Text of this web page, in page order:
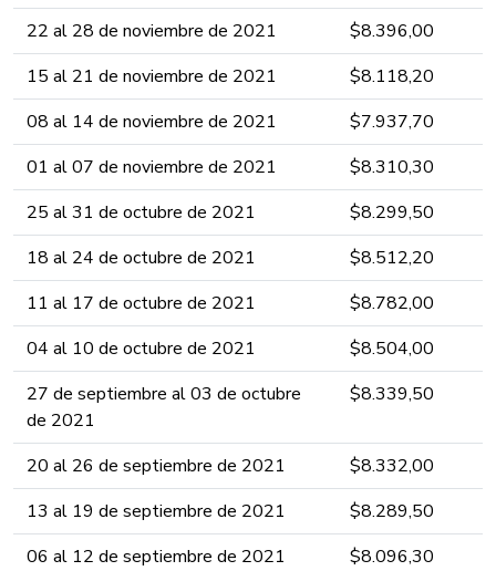
22 al 28 de noviembre de 2021 ​​​​​
​$8.396,00​​​​
15 al 21 de noviembre de 2021 ​​​​​
​$8.118,20​​​​
08 al 14 de noviembre de 2021 ​​​​​
​$7.937,70​​​​
01 al 07 de noviembre de 2021 ​​​​​
​$8.310,30​​​​
25 al 31 de octubre de 2021 ​​​​​
​$8.299,50​​​​
18 al 24 de octubre de 2021 ​​​​​
​$8.512,20​​​​
11 al 17 de octubre de 2021 ​​​​​
​$8.782,00​​​​
04 al 10 de octubre de 2021 ​​​​​
​$8.504,00​​​​
27 de septiembre al 03 de octubre
de 2021 ​​​​​
​$8.339,50​​​​
20 al 26 de septiembre de 2021 ​​​​​
​$8.332,00​​​​
13 al 19 de septiembre de 2021 ​​​​​
​$8.289,50​​​​
06 al 12 de septiembre de 2021 ​​​​​
​$8.096,30​​​​